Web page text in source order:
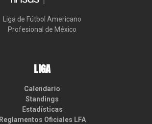
Liga de Fútbol Americano
Profesional de México
LIGA
Calendario
Standings
Estadísticas
Reglamentos Oficiales LFA